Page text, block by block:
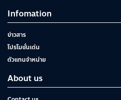
Infomation
ข่าวสาร
โปรโมชั่นเด่น
ตัวแทนจำหน่าย
About us